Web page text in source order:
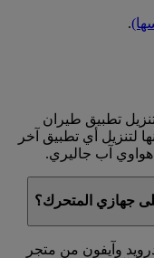
.
تطبيق طيران
لتنزيل أي تطبيق آخر
آب جاليري.
جهازي المتحرك؟
وآيفون من متجر